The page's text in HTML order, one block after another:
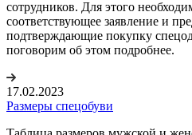
сотрудников. Для этого
соответствующее заявление и
подтверждающие покупку
поговорим об этом подробнее.
17.02.2023
Размеры спецобуви